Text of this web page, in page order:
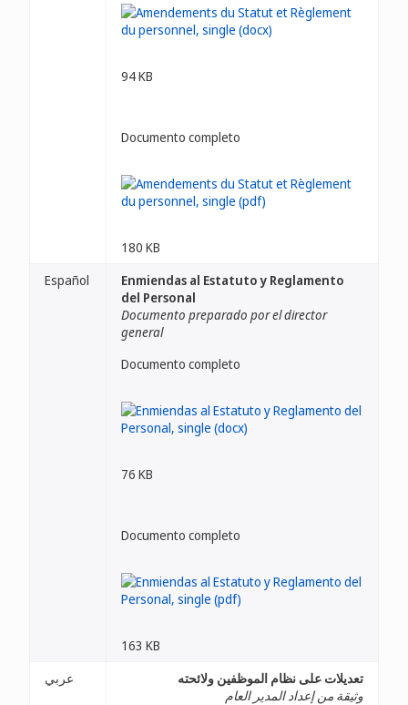
94 KB
Documento completo
180 KB
Español
Enmiendas al Estatuto y Reglamento
del Personal
Documento preparado por el director
general
Documento completo
76 KB
Documento completo
163 KB
عربي
تعديلات على نظام الموظفين ولائحته
وثيقة من إعداد المدير العام